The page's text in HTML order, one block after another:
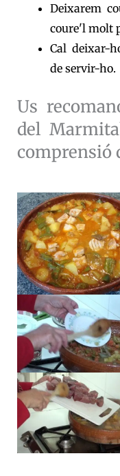
Deixarem
coure'l molt
Cal deixar-
de servir-ho.
Us
del
comprensió